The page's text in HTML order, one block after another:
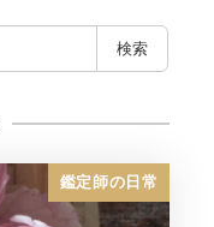
検索
鑑定師の日常